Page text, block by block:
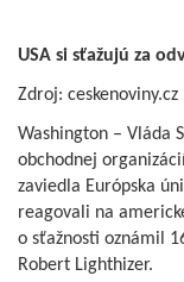
USA si sťažujú za
Zdroj: ceskenoviny.cz
Washington – Vláda
obchodnej
zaviedla Európska
reagovali na
o sťažnosti oznámil
Robert Lighthizer.